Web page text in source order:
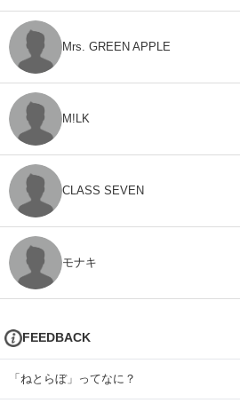
Mrs. GREEN APPLE
M!LK
CLASS SEVEN
モナキ
FEEDBACK
「ねとらぼ」ってなに？